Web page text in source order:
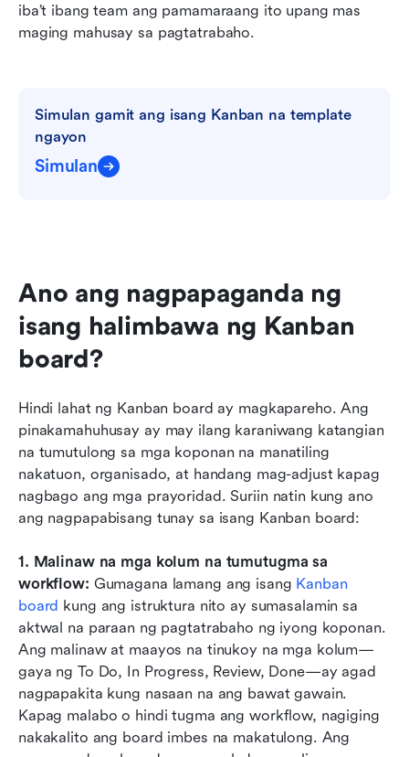
iba’t ibang team ang pamamaraang ito upang mas
maging mahusay sa pagtatrabaho.
Simulan gamit ang isang Kanban na template
ngayon
Simulan
Ano ang nagpapaganda ng
isang halimbawa ng Kanban
board?
Hindi lahat ng Kanban board ay magkapareho. Ang
pinakamahuhusay ay may ilang karaniwang katangian
na tumutulong sa mga koponan na manatiling
nakatuon, organisado, at handang mag-adjust kapag
nagbago ang mga prayoridad. Suriin natin kung ano
ang nagpapabisang tunay sa isang Kanban board:
1. Malinaw na mga kolum na tumutugma sa
workflow: Gumagana lamang ang isang Kanban
board kung ang istruktura nito ay sumasalamin sa
aktwal na paraan ng pagtatrabaho ng iyong koponan.
Ang malinaw at maayos na tinukoy na mga kolum—
gaya ng To Do, In Progress, Review, Done—ay agad
nagpapakita kung nasaan na ang bawat gawain.
Kapag malabo o hindi tugma ang workflow, nagiging
nakakalito ang board imbes na makatulong. Ang